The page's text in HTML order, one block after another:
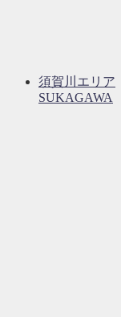
須賀川エリア
SUKAGAWA